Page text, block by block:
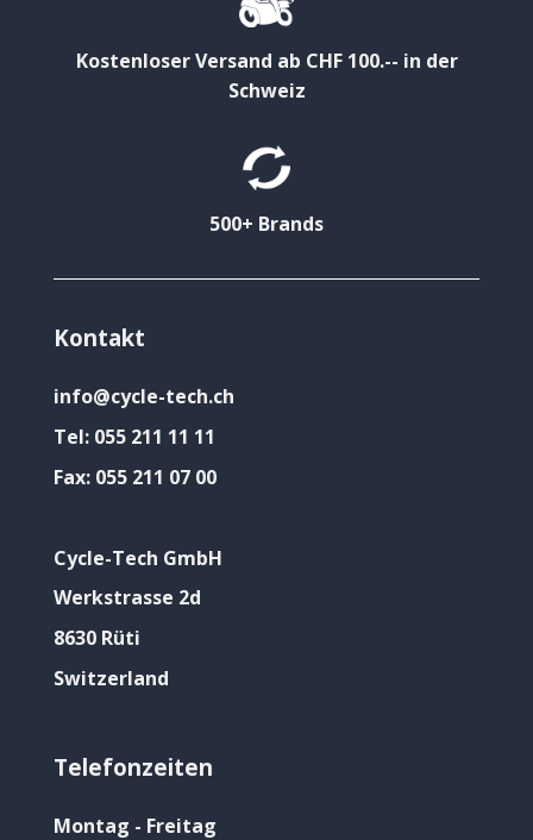
Kostenloser Versand ab CHF 100.-- in der
Schweiz
500+ Brands
Kontakt
info@cycle-tech.ch
Tel: 055 211 11 11
Fax: 055 211 07 00
Cycle-Tech GmbH
Werkstrasse 2d
8630 Rüti
Switzerland
Telefonzeiten
Montag - Freitag